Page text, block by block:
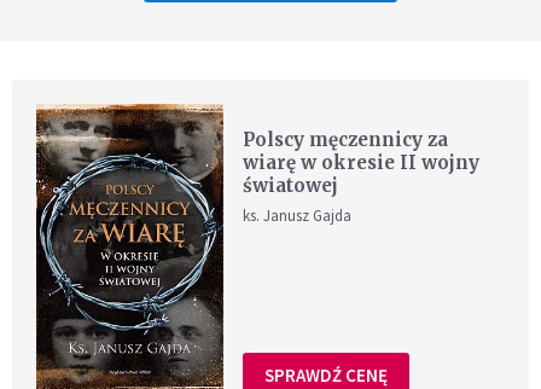
Polscy męczennicy za
wiarę w okresie II wojny
światowej
ks. Janusz Gajda
SPRAWDŹ CENĘ